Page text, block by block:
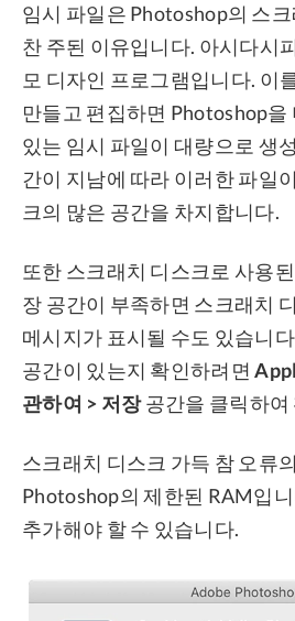
임시 파일은 Photoshop의 스
찬 주된 이유입니다. 아시다시
모 디자인 프로그램입니다. 이
만들고 편집하면 Photoshop을
있는 임시 파일이 대량으로 생
간이 지남에 따라 이러한 파일
크의 많은 공간을 차지합니다.
또한 스크래치 디스크로 사용
장 공간이 부족하면 스크래치
메시지가 표시될 수도 있습니
공간이 있는지 확인하려면
관하여 > 저장공간을 클릭하여
스크래치 디스크 가득 참 오류
Photoshop의 제한된 RAM입
추가해야 할 수 있습니다.